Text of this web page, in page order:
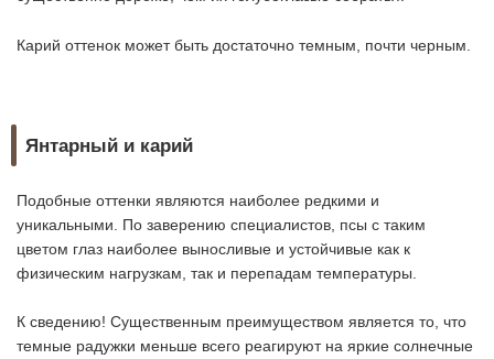
Карий оттенок может быть достаточно темным, почти черным.
Янтарный и карий
Подобные оттенки являются наиболее редкими и
уникальными. По заверению специалистов, псы с таким
цветом глаз наиболее выносливые и устойчивые как к
физическим нагрузкам, так и перепадам температуры.
К сведению! Существенным преимуществом является то, что
темные радужки меньше всего реагируют на яркие солнечные